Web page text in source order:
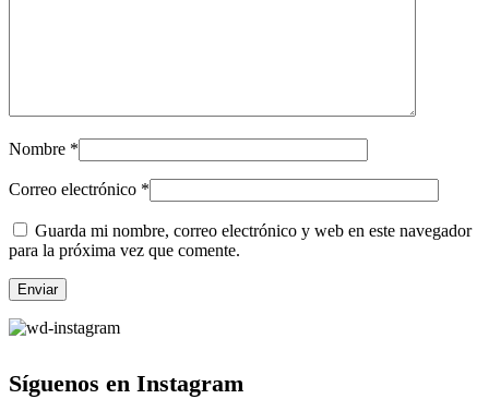
Nombre *
Correo electrónico *
Guarda mi nombre, correo electrónico y web en este navegador
para la próxima vez que comente.
Síguenos en Instagram